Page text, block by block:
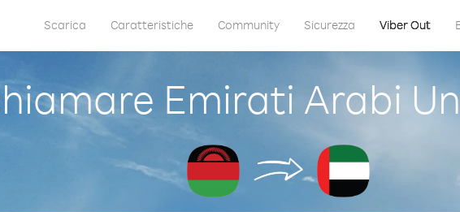
Scarica Caratteristiche Community Sicurezza Viber Out
Emirati Arabi